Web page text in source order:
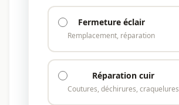
Fermeture éclair
Remplacement, réparation
Réparation cuir
Coutures, déchirures, craquelures